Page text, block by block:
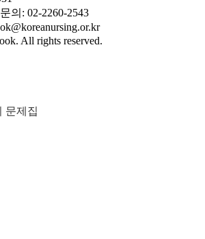
의: 02-2260-2543
. All rights reserved.
문제집